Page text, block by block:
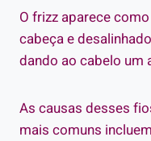
O frizz aparece
cabeça e
dando ao cabelo um
As causas desses
mais comuns